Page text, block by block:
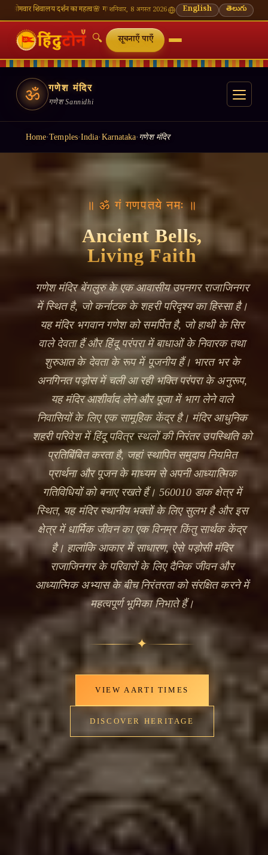
दर्शन का महत्व🌸 गणेश चतुर्थी — भाद्रपद शुक्ल चतुर्थी⛩ काशी विश्वनाथ — आज के दर्शन समय🔔
शनिवार, 8 अगस्त 2026 English తెలుగు
🔍
🔍
सूचनाएँ पाएँ
ॐ गणेश मंदिर
गणेश Sannidhi
Home·Temples·India· Karnataka· गणेश मंदिर
॥ ॐ गं गणपतये नमः ॥
Ancient Bells,
Living Faith
गणेश मंदिर बेंगलुरु के एक आवासीय उपनगर राजाजिनगर
में स्थित है, जो कर्नाटक के शहरी परिदृश्य का हिस्सा है।
यह मंदिर भगवान गणेश को समर्पित है, जो हाथी के सिर
वाले देवता हैं और हिंदू परंपरा में बाधाओं के निवारक तथा
शुरुआत के देवता के रूप में पूजनीय हैं। भारत भर के
अनगिनत पड़ोस में चली आ रही भक्ति परंपरा के अनुरूप,
यह मंदिर आशीर्वाद लेने और पूजा में भाग लेने वाले
निवासियों के लिए एक सामूहिक केंद्र है। मंदिर आधुनिक
शहरी परिवेश में हिंदू पवित्र स्थलों की निरंतर उपस्थिति को
प्रतिबिंबित करता है, जहां स्थापित समुदाय नियमित
प्रार्थना और पूजन के माध्यम से अपनी आध्यात्मिक
गतिविधियों को बनाए रखते हैं। 560010 डाक क्षेत्र में
स्थित, यह मंदिर स्थानीय भक्तों के लिए सुलभ है और इस
क्षेत्र में धार्मिक जीवन का एक विनम्र किंतु सार्थक केंद्र
है। हालांकि आकार में साधारण, ऐसे पड़ोसी मंदिर
राजाजिनगर के परिवारों के लिए दैनिक जीवन और
आध्यात्मिक अभ्यास के बीच निरंतरता को संरक्षित करने में
महत्वपूर्ण भूमिका निभाते हैं।
✦
VIEW AARTI TIMES
DISCOVER HERITAGE